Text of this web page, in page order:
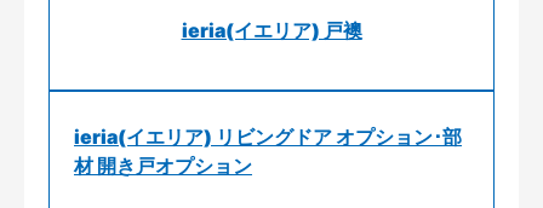
ieria(イエリア) 戸襖
ieria(イエリア) リビングドア オプション･部
材 開き戸オプション